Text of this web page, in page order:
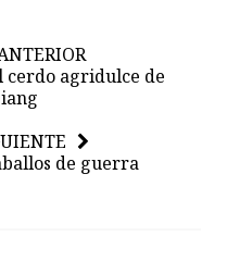
cerdo agridulce de
de guerra